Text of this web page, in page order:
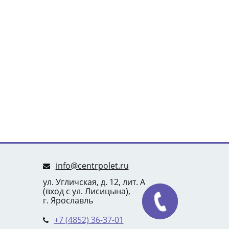
info@centrpolet.ru
ул. Угличская, д. 12, лит. А
(вход с ул. Лисицына),
г. Ярославль
+7 (4852) 36-37-01